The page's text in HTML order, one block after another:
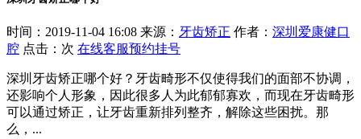
时间：2019-11-04 16:08 来源： 牙齿矫正 作者： 深圳爱康健口
腔 点击： 次 在线客服预约挂号
深圳牙齿矫正哪个好？牙齿畸形不仅使得我们的面部不协调，
还影响个人形象，因此很多人为此郁郁寡欢，而现在牙齿畸形
可以通过矫正，让牙齿重新排列整齐，解除这些困扰。那
么，...